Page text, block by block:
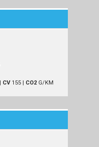
CV 155| CO2 G/KM